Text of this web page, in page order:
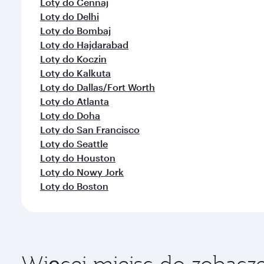
Loty do Delhi
Loty do Bombaj
Loty do Hajdarabad
Loty do Koczin
Loty do Kalkuta
Loty do Dallas/Fort Worth
Loty do Atlanta
Loty do Doha
Loty do San Francisco
Loty do Seattle
Loty do Houston
Loty do Nowy Jork
Loty do Boston